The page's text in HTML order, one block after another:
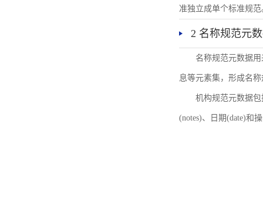
准独立成单个标准规范
2 名称规范元
名称规范元数据
息等元素集，形成名
机构规范元数据
(notes)、日期(date)和